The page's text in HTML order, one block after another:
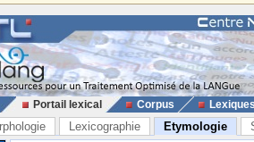
Portail lexical Corpus
Lexicographie Etymologie